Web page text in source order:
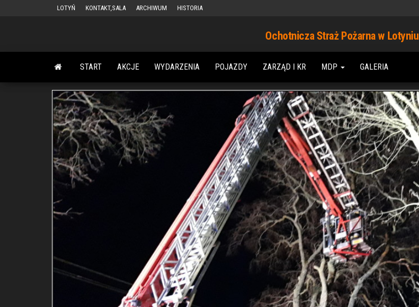
LOTYŃ KONTAKT,SALA ARCHIWUM HISTORIA
Ochotnicza Straż Pożarna w Lotyniu
START AKCJE WYDARZENIA POJAZDY ZARZĄD I KR MDP GALERIA